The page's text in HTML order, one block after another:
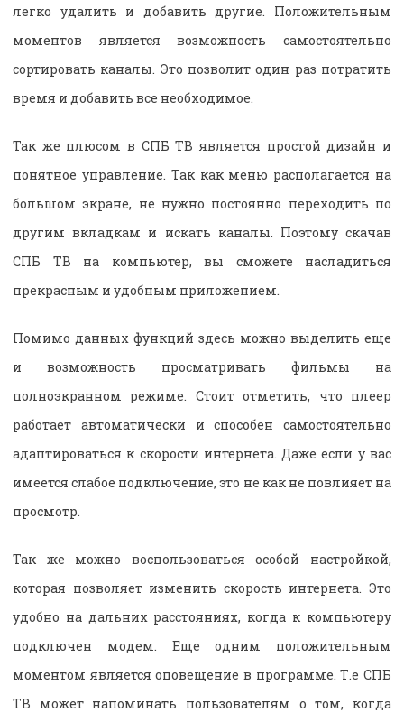
легко удалить и добавить другие. Положительным
моментов является возможность самостоятельно
сортировать каналы. Это позволит один раз потратить
время и добавить все необходимое.
Так же плюсом в СПБ ТВ является простой дизайн и
понятное управление. Так как меню располагается на
большом экране, не нужно постоянно переходить по
другим вкладкам и искать каналы. Поэтому скачав
СПБ ТВ на компьютер, вы сможете насладиться
прекрасным и удобным приложением.
Помимо данных функций здесь можно выделить еще
и возможность просматривать фильмы на
полноэкранном режиме. Стоит отметить, что плеер
работает автоматически и способен самостоятельно
адаптироваться к скорости интернета. Даже если у вас
имеется слабое подключение, это не как не повлияет на
просмотр.
Так же можно воспользоваться особой настройкой,
которая позволяет изменить скорость интернета. Это
удобно на дальних расстояниях, когда к компьютеру
подключен модем. Еще одним положительным
моментом является оповещение в программе. Т.е СПБ
ТВ может напоминать пользователям о том, когда